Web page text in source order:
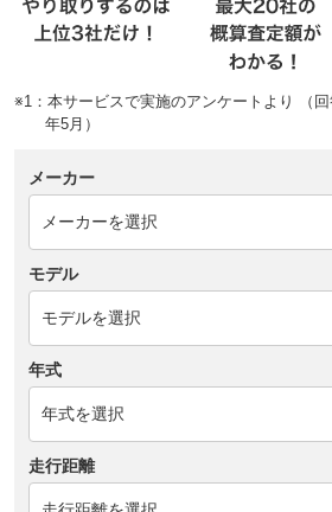
※1：本サービスで実施のアンケートより （
年5月）
メーカー
モデル
年式
走行距離